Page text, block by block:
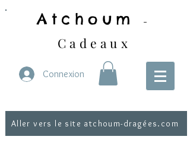
Atchoum -
Cadeaux
Connexion
Aller vers le site atchoum-dragées.com